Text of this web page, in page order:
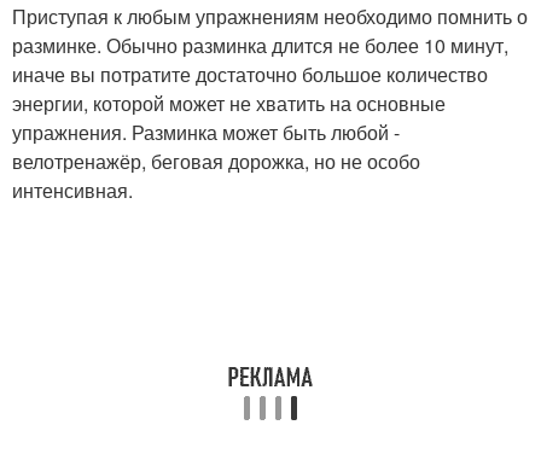
Приступая к любым упражнениям необходимо помнить о
разминке. Обычно разминка длится не более 10 минут,
иначе вы потратите достаточно большое количество
энергии, которой может не хватить на основные
упражнения. Разминка может быть любой -
велотренажёр, беговая дорожка, но не особо
интенсивная.